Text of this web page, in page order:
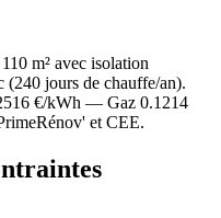
110 m² avec isolation
(240 jours de chauffe/an).
€/kWh — Gaz 0.1214
et CEE.